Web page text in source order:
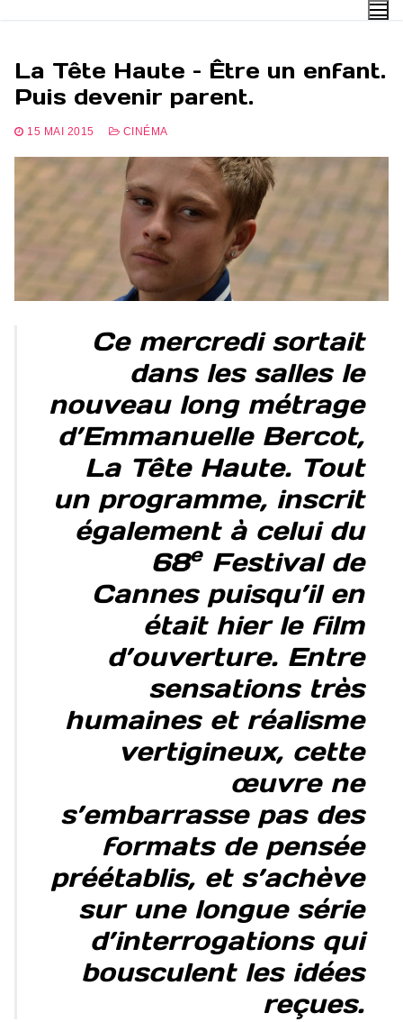
La Tête Haute – Être un enfant.
Puis devenir parent.
15 MAI 2015 CINÉMA
Ce mercredi sortait
dans les salles le
nouveau long métrage
d’Emmanuelle Bercot,
La Tête Haute. Tout
un programme, inscrit
également à celui du
68eFestival de
Cannes puisqu’il en
était hier le film
d’ouverture. Entre
sensations très
humaines et réalisme
vertigineux, cette
œuvre ne
s’embarrasse pas des
formats de pensée
préétablis, et s’achève
sur une longue série
d’interrogations qui
bousculent les idées
reçues.